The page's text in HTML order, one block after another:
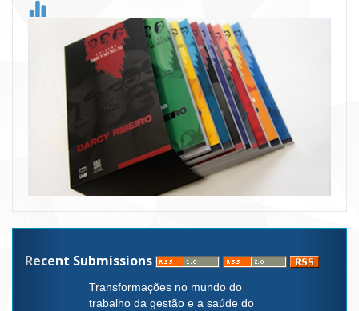
Recent Submissions
Transformações no mundo do
trabalho da gestão e a saúde do